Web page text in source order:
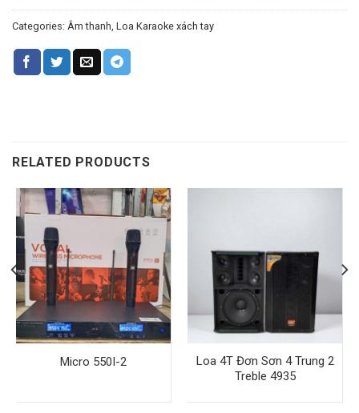
Categories: Âm thanh, Loa Karaoke xách tay
RELATED PRODUCTS
Micro 550I-2
Loa 4T Đơn Sơn 4 Trung 2
Treble 4935